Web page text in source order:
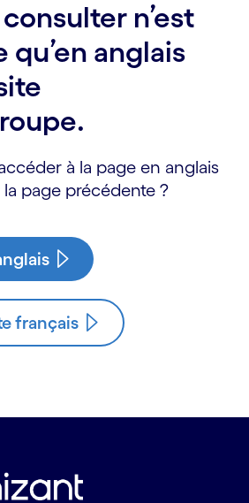
n’est
anglais
à la page en anglais
page précédente ?
français